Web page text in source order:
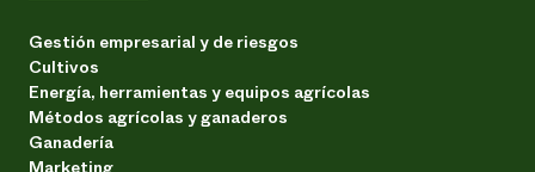
Gestión empresarial y de riesgos
Cultivos
Energía, herramientas y equipos agrícolas
Métodos agrícolas y ganaderos
Ganadería
Marketing